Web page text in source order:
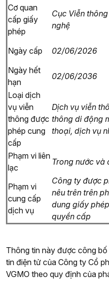
Cơ quan
cấp giấy
phép
Cục Viễn
nghệ
Ngày cấp
02/06/2026
Ngày hết
hạn
02/06/2036
Loại dịch
vụ viễn
thông được
phép cung
cấp
Dịch vụ viễn
thông di động
thoại, dịch vụ
Phạm vi liên
lạc
Trong nước và
Phạm vi
cung cấp
dịch vụ
Công ty được
nêu trên trên
dung giấy
quyền cấp
Thông tin này được công
tin điện tử của Công ty Cổ
VGMO theo quy định của